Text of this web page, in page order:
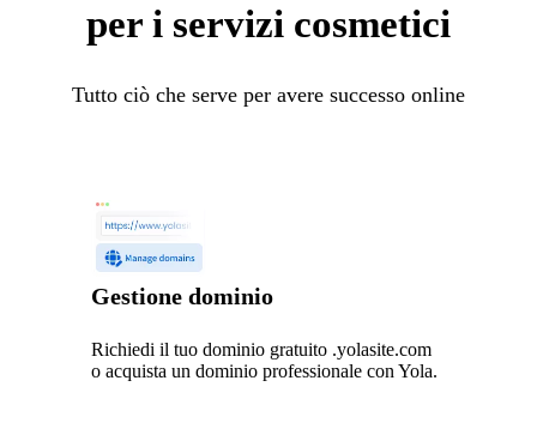
per i servizi cosmetici
Tutto ciò che serve per avere successo online
Gestione dominio
Richiedi il tuo dominio gratuito .yolasite.com
o acquista un dominio professionale con Yola.